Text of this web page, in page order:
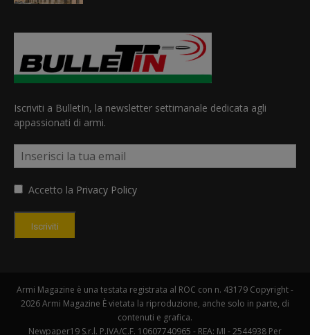
Iscriviti a BulletIn, la newsletter settimanale dedicata agli
appassionati di armi.
Accetto la Privacy Policy
Iscriviti
Armi Magazine è una testata registrata al ROC con n. 43179 Copyright -
2026 Armi Magazine È vietata la riproduzione, anche solo in parte, di
contenuti e grafica.
Newpaper19 S.r.l. P.IVA/C.F. 10607740965 - REA: MI - 2544938 Per